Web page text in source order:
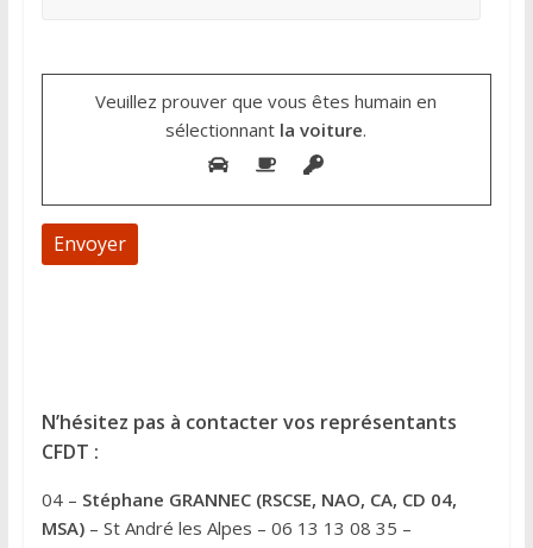
Veuillez prouver que vous êtes humain en
sélectionnant la voiture.
e
r
a
t
N’hésitez pas à contacter vos représentants
CFDT :
04 – Stéphane GRANNEC (RSCSE, NAO, CA, CD 04,
MSA)– St André les Alpes – 06 13 13 08 35 –